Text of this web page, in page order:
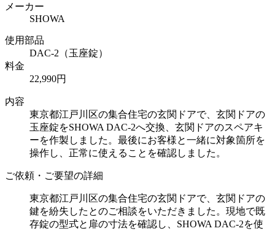
メーカー
SHOWA
使用部品
DAC-2（玉座錠）
料金
22,990円
内容
東京都江戸川区の集合住宅の玄関ドアで、玄関ドアの
玉座錠をSHOWA DAC-2へ交換、玄関ドアのスペアキ
ーを作製しました。最後にお客様と一緒に対象箇所を
操作し、正常に使えることを確認しました。
ご依頼・ご要望の詳細
東京都江戸川区の集合住宅の玄関ドアで、玄関ドアの
鍵を紛失したとのご相談をいただきました。現地で既
存錠の型式と扉の寸法を確認し、SHOWA DAC-2を使